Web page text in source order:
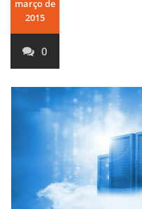
março de
2015
0